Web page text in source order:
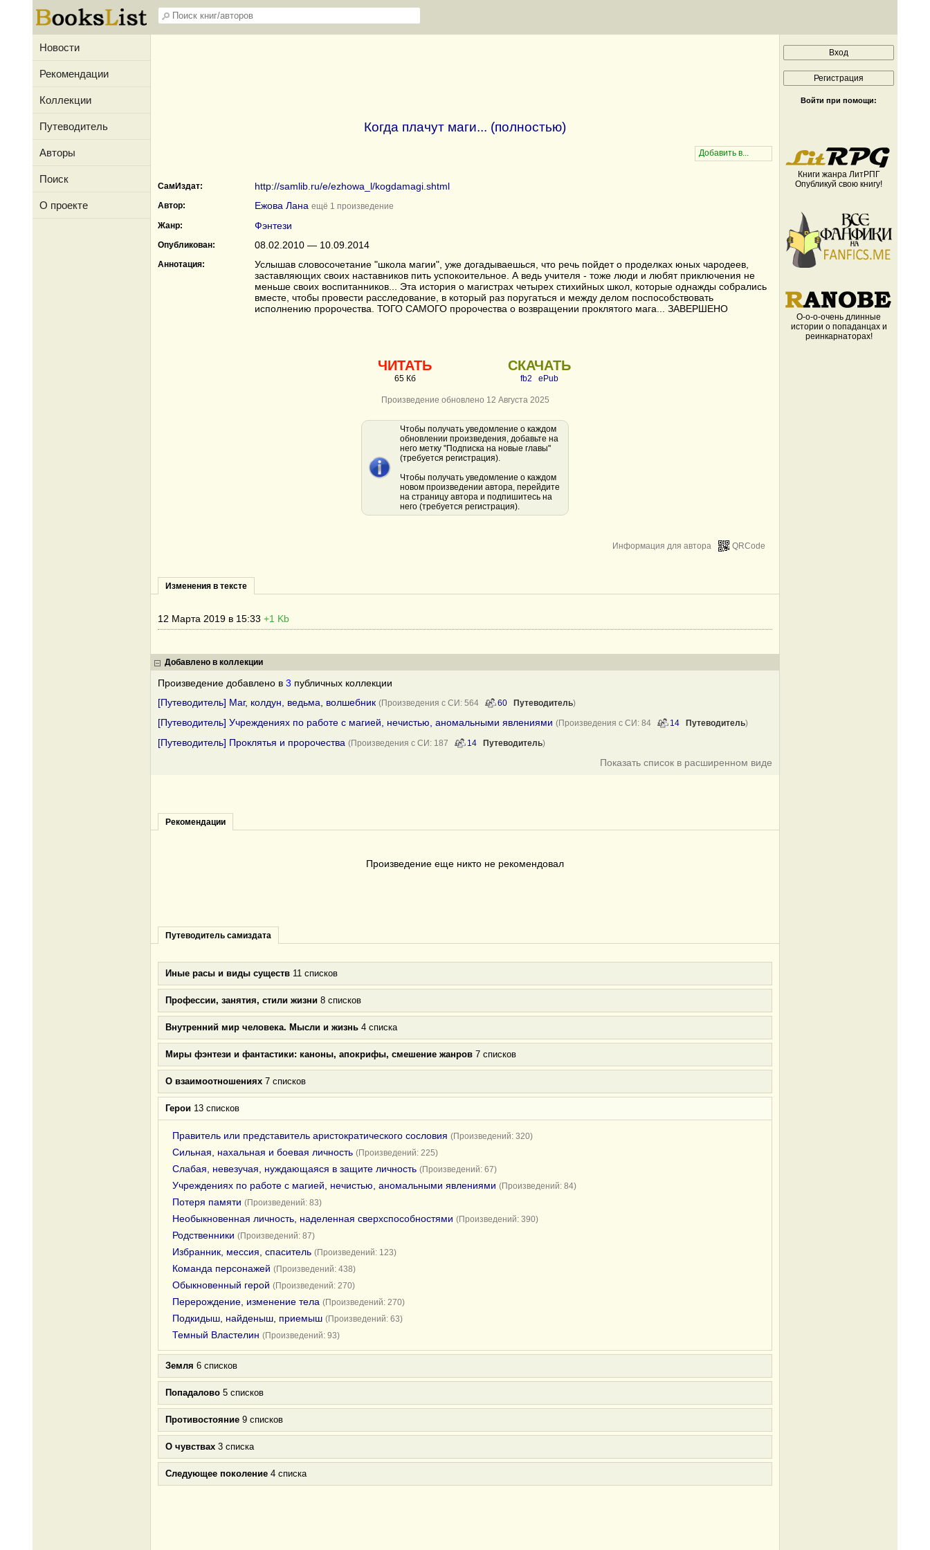
Новости
Рекомендации
Коллекции
Путеводитель
Авторы
Поиск
О проекте
Когда плачут маги... (полностью)
СамИздат: http://samlib.ru/e/ezhowa_l/kogdamagi.shtml
Автор: Ежова Лана ещё 1 произведение
Жанр:
Фэнтези
Опубликован: 08.02.2010 — 10.09.2014
Аннотация:
Услышав словосочетание "школа магии", уже догадываешься, что речь пойдет о проделках юных чародеев,
заставляющих своих наставников пить успокоительное. А ведь учителя - тоже люди и любят приключения не
меньше своих воспитанников... Эта история о магистрах четырех стихийных школ, которые однажды собрались
вместе, чтобы провести расследование, в который раз поругаться и между делом поспособствовать
исполнению пророчества. ТОГО САМОГО пророчества о возвращении проклятого мага... ЗАВЕРШЕНО
ЧИТАТЬ
65 Кб
СКАЧАТЬ
fb2 ePub
Произведение обновлено 12 Августа 2025
Чтобы получать уведомление о каждом
обновлении произведения, добавьте на
него метку "Подписка на новые главы"
(требуется регистрация).
Чтобы получать уведомление о каждом
новом произведении автора, перейдите
на страницу автора и подпишитесь на
него (требуется регистрация).
QRCode
Информация для автора
Изменения в тексте
12 Марта 2019 в 15:33 +1 Kb
Добавлено в коллекции
Произведение добавлено в 3 публичных коллекции
[Путеводитель] Маг, колдун, ведьма, волшебник (Произведения с СИ: 564 60 Путеводитель)
[Путеводитель] Учреждениях по работе с магией, нечистью, аномальными явлениями (Произведения с СИ: 84 14 Путеводитель)
[Путеводитель] Проклятья и пророчества (Произведения с СИ: 187 14 Путеводитель)
Показать список в расширенном виде
Рекомендации
Произведение еще никто не рекомендовал
Путеводитель самиздата
Иные расы и виды существ 11 списков
Профессии, занятия, стили жизни 8 списков
Внутренний мир человека. Мысли и жизнь 4 списка
Миры фэнтези и фантастики: каноны, апокрифы, смешение жанров 7 списков
О взаимоотношениях 7 списков
Герои 13 списков
Правитель или представитель аристократического сословия (Произведений: 320)
Сильная, нахальная и боевая личность (Произведений: 225)
Слабая, невезучая, нуждающаяся в защите личность (Произведений: 67)
Учреждениях по работе с магией, нечистью, аномальными явлениями (Произведений: 84)
Потеря памяти (Произведений: 83)
Необыкновенная личность, наделенная сверхспособностями (Произведений: 390)
Родственники (Произведений: 87)
Избранник, мессия, спаситель (Произведений: 123)
Команда персонажей (Произведений: 438)
Обыкновенный герой (Произведений: 270)
Перерождение, изменение тела (Произведений: 270)
Подкидыш, найденыш, приемыш (Произведений: 63)
Темный Властелин (Произведений: 93)
Земля 6 списков
Попадалово 5 списков
Противостояние 9 списков
О чувствах 3 списка
Следующее поколение 4 списка
Войти при помощи:
Книги жанра ЛитРПГ
Опубликуй свою книгу!
О-о-о-очень длинные
истории о попаданцах и
реинкарнаторах!